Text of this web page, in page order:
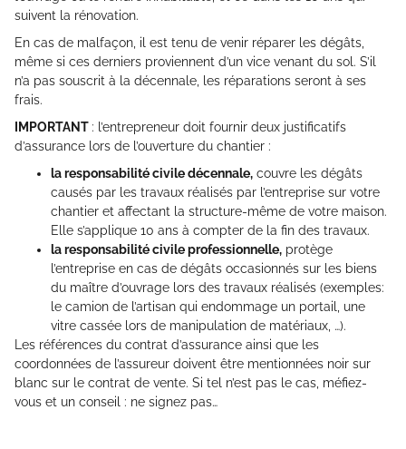
suivent la rénovation.
En cas de malfaçon, il est tenu de venir réparer les dégâts,
même si ces derniers proviennent d’un vice venant du sol. S’il
n’a pas souscrit à la décennale, les réparations seront à ses
frais.
IMPORTANT : l’entrepreneur doit fournir deux justificatifs
d’assurance lors de l’ouverture du chantier :
la responsabilité civile décennale, couvre les dégâts
causés par les travaux réalisés par l’entreprise sur votre
chantier et affectant la structure-même de votre maison.
Elle s’applique 10 ans à compter de la fin des travaux.
la responsabilité civile professionnelle, protège
l’entreprise en cas de dégâts occasionnés sur les biens
du maître d’ouvrage lors des travaux réalisés (exemples:
le camion de l’artisan qui endommage un portail, une
vitre cassée lors de manipulation de matériaux, …).
Les références du contrat d’assurance ainsi que les
coordonnées de l’assureur doivent être mentionnées noir sur
blanc sur le contrat de vente. Si tel n’est pas le cas, méfiez-
vous et un conseil : ne signez pas…